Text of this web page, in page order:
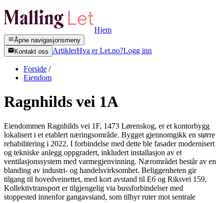
Hjem
Åpne navigasjonsmeny
Kontakt oss
ArtiklerHva er Let.no?Logg inn
Forside /
Eiendom
Ragnhilds vei 1A
Eiendommen Ragnhilds vei 1F, 1473 Lørenskog, er et kontorbygg
lokalisert i et etablert næringsområde. Bygget gjennomgikk en større
rehabilitering i 2022. I forbindelse med dette ble fasader modernisert
og tekniske anlegg oppgradert, inkludert installasjon av et
ventilasjonssystem med varmegjenvinning. Nærområdet består av en
blanding av industri- og handelsvirksomhet. Beliggenheten gir
tilgang til hovedveinettet, med kort avstand til E6 og Riksvei 159.
Kollektivtransport er tilgjengelig via bussforbindelser med
stoppested innenfor gangavstand, som tilbyr ruter mot sentrale